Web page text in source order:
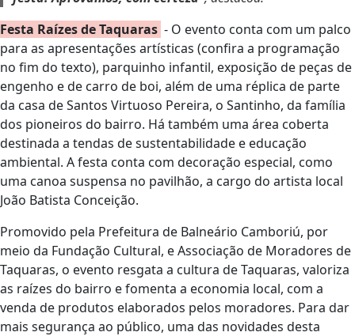
Festa Raízes de Taquaras - O evento conta com um palco
para as apresentações artísticas (confira a programação
no fim do texto), parquinho infantil, exposição de peças de
engenho e de carro de boi, além de uma réplica de parte
da casa de Santos Virtuoso Pereira, o Santinho, da família
dos pioneiros do bairro. Há também uma área coberta
destinada a tendas de sustentabilidade e educação
ambiental. A festa conta com decoração especial, como
uma canoa suspensa no pavilhão, a cargo do artista local
João Batista Conceição.
Promovido pela Prefeitura de Balneário Camboriú, por
meio da Fundação Cultural, e Associação de Moradores de
Taquaras, o evento resgata a cultura de Taquaras, valoriza
as raízes do bairro e fomenta a economia local, com a
venda de produtos elaborados pelos moradores. Para dar
mais segurança ao público, uma das novidades desta